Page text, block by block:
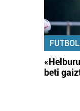
beti